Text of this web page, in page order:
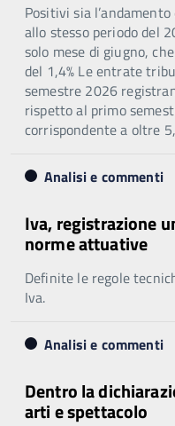
Positivi sia
allo stesso periodo del
solo mese di giugno,
del 1,4% Le entrate
semestre 2026
rispetto al primo
corrispondente a oltre
Analisi e commenti
Iva, registrazione
norme attuative
Definite le regole
Iva.
Analisi e commenti
Dentro la
arti e spettacolo